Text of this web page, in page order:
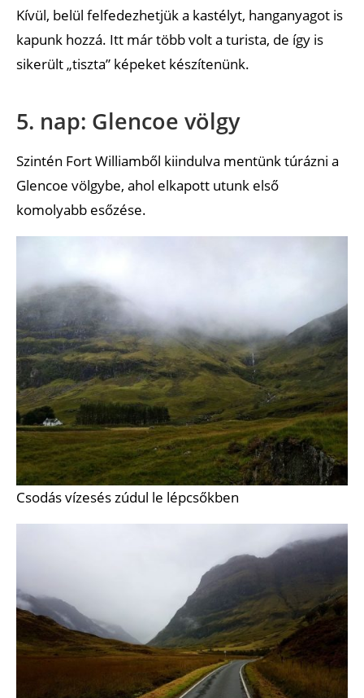
Kívül, belül felfedezhetjük a kastélyt, hanganyagot is
kapunk hozzá. Itt már több volt a turista, de így is
sikerült „tiszta” képeket készítenünk.
5. nap: Glencoe völgy
Szintén Fort Williamből kiindulva mentünk túrázni a
Glencoe völgybe, ahol elkapott utunk első
komolyabb esőzése.
Csodás vízesés zúdul le lépcsőkben